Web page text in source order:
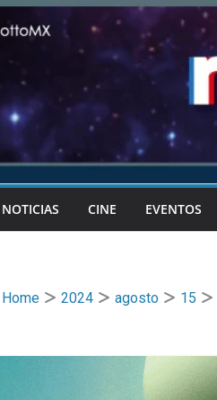
NOTICIAS CINE EVENTOS
Home 2024 agosto 15